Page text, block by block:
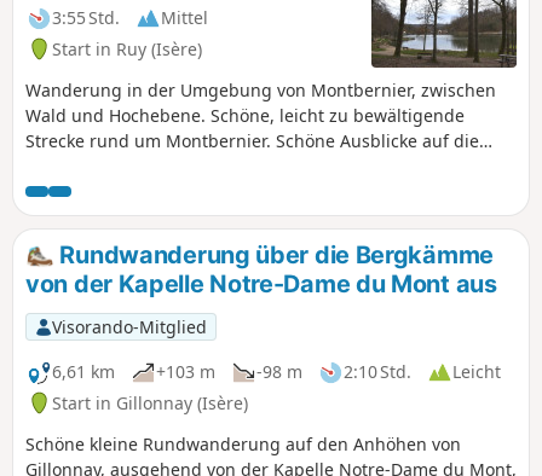
3:55 Std.
Mittel
Start in Ruy (Isère)
Wanderung in der Umgebung von Montbernier, zwischen
Wald und Hochebene. Schöne, leicht zu bewältigende
Strecke rund um Montbernier. Schöne Ausblicke auf die
Schattige Strecke, die Wald- und Feldpassagen miteinander
verbindet.
Rundwanderung über die Bergkämme
von der Kapelle Notre-Dame du Mont aus
Visorando-Mitglied
6,61 km
+103 m -98 m 2:10 Std.
Leicht
Start in Gillonnay (Isère)
Schöne kleine Rundwanderung auf den Anhöhen von
Gillonnay, ausgehend von der Kapelle Notre-Dame du Mont,